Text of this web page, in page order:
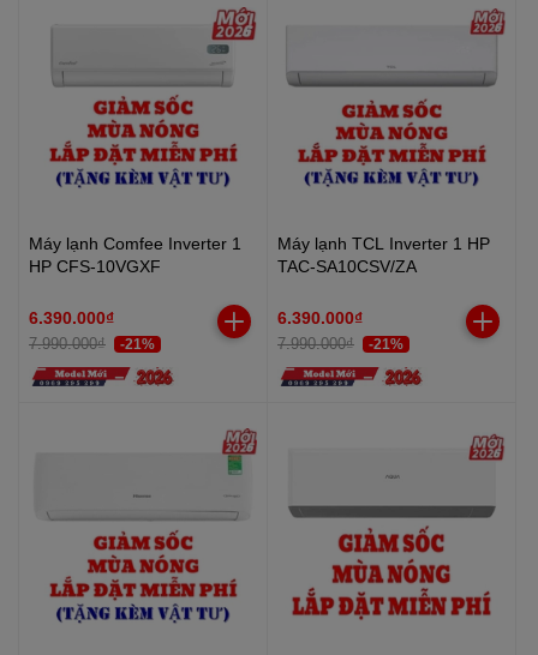
Máy lạnh Comfee Inverter 1
HP CFS-10VGXF
6.390.000₫
7.990.000₫ -21%
Máy lạnh TCL Inverter 1 HP
TAC-SA10CSV/ZA
6.390.000₫
7.990.000₫ -21%